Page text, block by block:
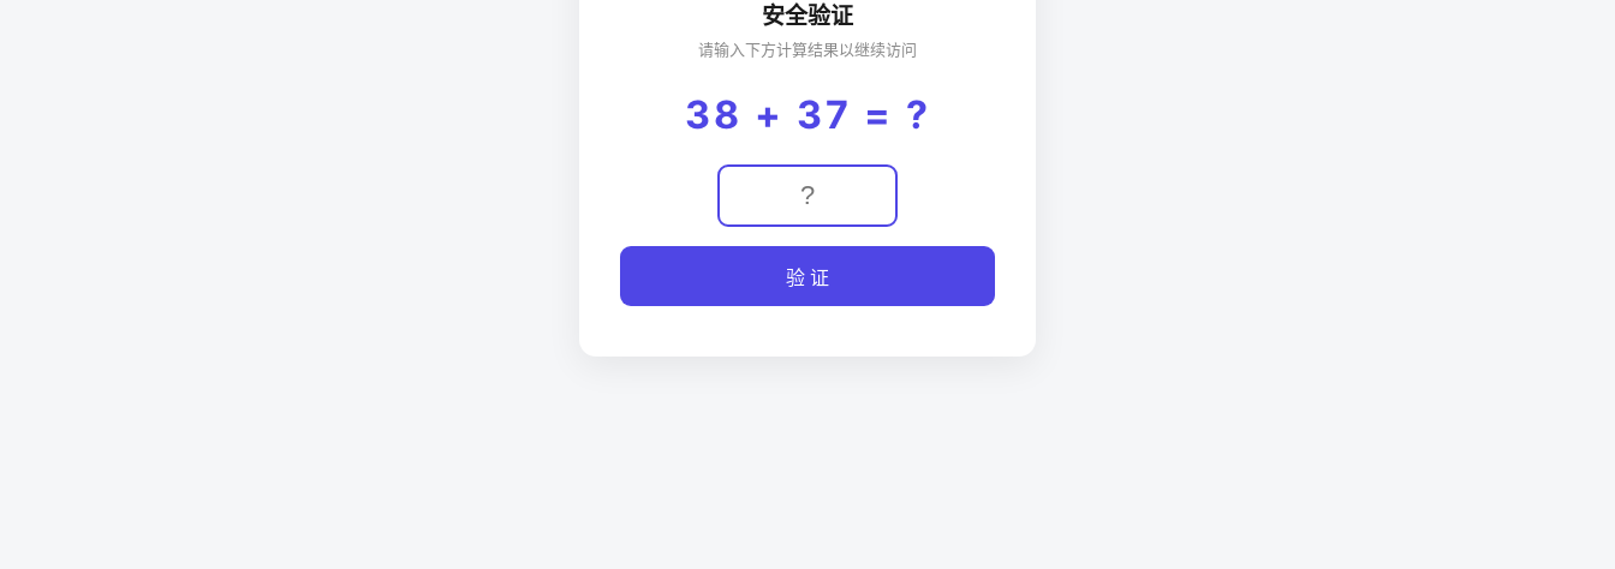
安全验证
请输入下方计算结果以继续访问
38 + 37 = ?
验 证